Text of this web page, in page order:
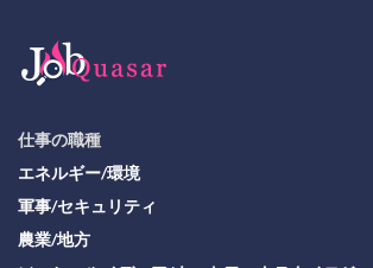
仕事の職種
エネルギー/環境
軍事/セキュリティ
農業/地方